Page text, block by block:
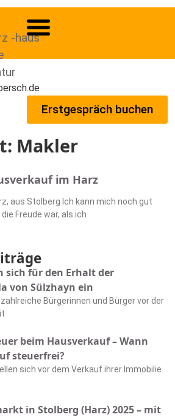
Erstgespräch buchen
Makler
im Harz
aus Stolberg Ich kann mich noch gut
Freude war, als ich
sich für den Erhalt der
von Sülzhayn ein
Bürgerinnen und Bürger vor der
beim Hausverkauf – Wann
steuerfrei?
sich vor dem Verkauf ihrer Immobilie
in Stolberg (Harz) 2025 – mit